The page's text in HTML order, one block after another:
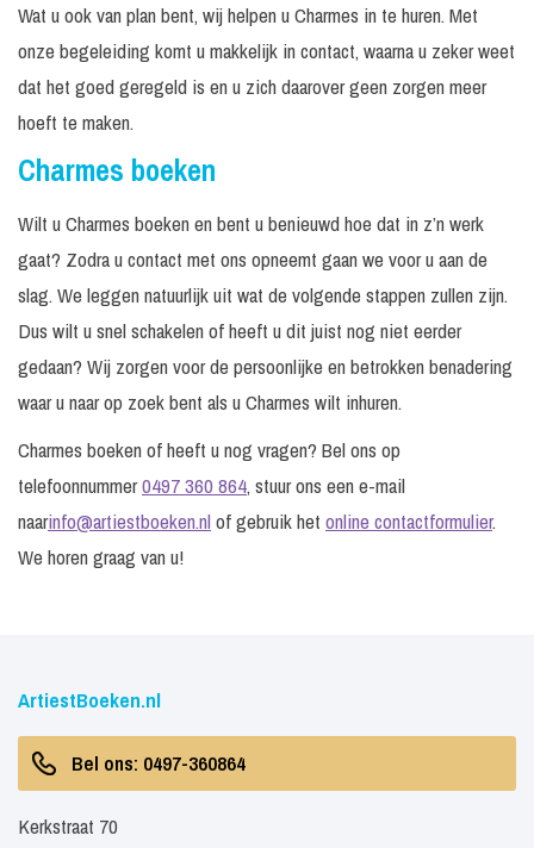
Wat u ook van plan bent, wij helpen u Charmes in te huren. Met
onze begeleiding komt u makkelijk in contact, waarna u zeker weet
dat het goed geregeld is en u zich daarover geen zorgen meer
hoeft te maken.
Charmes boeken
Wilt u Charmes boeken en bent u benieuwd hoe dat in z’n werk
gaat? Zodra u contact met ons opneemt gaan we voor u aan de
slag. We leggen natuurlijk uit wat de volgende stappen zullen zijn.
Dus wilt u snel schakelen of heeft u dit juist nog niet eerder
gedaan? Wij zorgen voor de persoonlijke en betrokken benadering
waar u naar op zoek bent als u Charmes wilt inhuren.
Charmes boeken of heeft u nog vragen? Bel ons op
telefoonnummer0497 360 864, stuur ons een e-mail
naarinfo@artiestboeken.nlof gebruik het online contactformulier.
We horen graag van u!
ArtiestBoeken.nl
Bel ons: 0497-360864
Kerkstraat 70